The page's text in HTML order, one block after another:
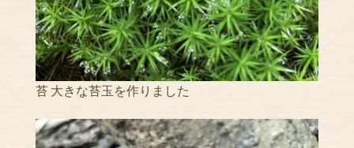
苔 大きな苔玉を作りました